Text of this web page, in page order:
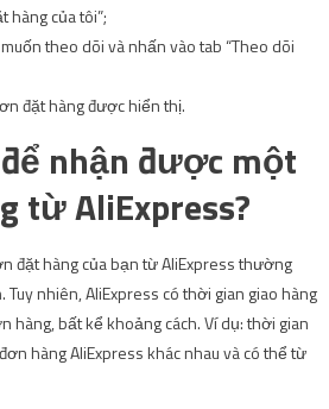
hàng của tôi”;
theo dõi và nhấn vào tab “Theo dõi
đặt hàng được hiển thị.
nhận được một
từ AliExpress?
đặt hàng của bạn từ AliExpress thường
nhiên, AliExpress có thời gian giao hàng
hàng, bất kể khoảng cách. Ví dụ: thời gian
hàng AliExpress khác nhau và có thể từ